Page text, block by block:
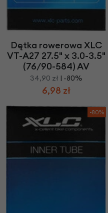
Dętka rowerowa XLC
VT-A27 27.5" x 3.0-3.5"
(76/90-584) AV
34,90 zł | -80%
6,98 zł
-80%